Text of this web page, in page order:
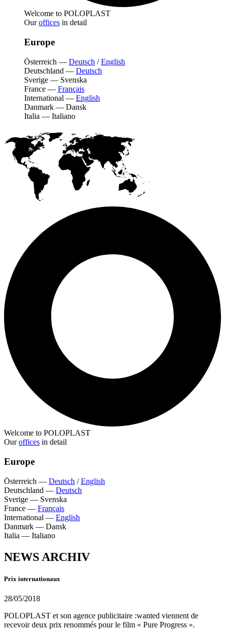
Welcome to POLOPLAST
Ouroffices in detail
Europe
Österreich — Deutsch /English
Deutschland — Deutsch
Sverige — Svenska
France — Français
International — English
Danmark — Dansk
Italia — Italiano
Welcome to POLOPLAST
Ouroffices in detail
Europe
Österreich — Deutsch /English
Deutschland — Deutsch
Sverige — Svenska
France — Français
International — English
Danmark — Dansk
Italia — Italiano
NEWS ARCHIV
Prix internationaux
28/05/2018
POLOPLAST et son agence publicitaire :wanted viennent de
recevoir deux prix renommés pour le film « Pure Progress ».